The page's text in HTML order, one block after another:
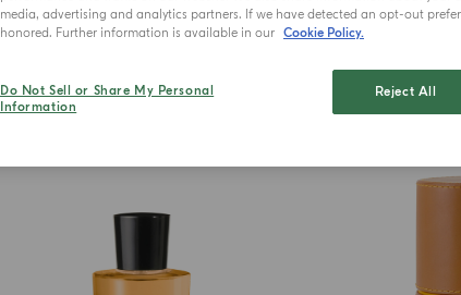
media, advertising and analytics partners. If we have detected an opt-out
honored. Further information is available in our Cookie Policy.
Do Not Sell or Share My Personal
Information
Reject All